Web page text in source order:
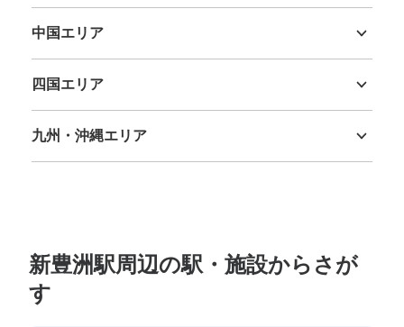
保管できる荷物数
大:3/ ¥700 中
支払い方法
現金, ICカード
このコインロッカーの位置を見る
ッカー
新交通ゆりかもめ新豊洲駅駅から徒歩1分
中国エリア
四国エリア
九州・沖縄エリア
新豊洲駅周辺の駅・施設からさが
す